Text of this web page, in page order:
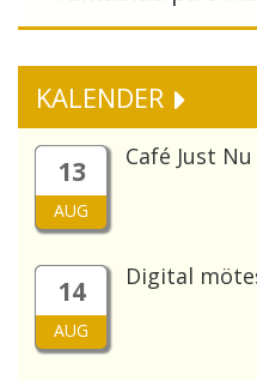
KALENDER
13
AUG
Café Just
14
AUG
Digital